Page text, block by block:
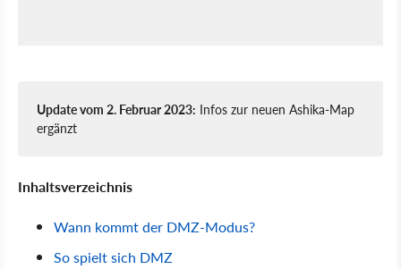
Update vom 2. Februar 2023: Infos zur neuen Ashika-Map
ergänzt
Inhaltsverzeichnis
Wann kommt der DMZ-Modus?
So spielt sich DMZ